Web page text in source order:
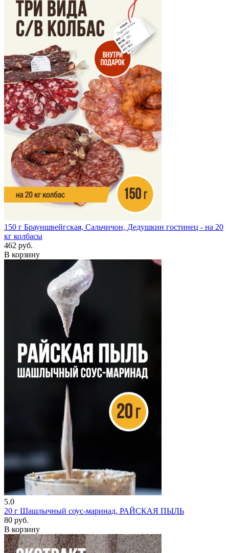
150 г Брауншвейгская, Сальчичон, Дедушкин гостинец - на 20
кг колбасы
462 руб.
В корзину
5.0
20 г Шашлычный соус-маринад, РАЙСКАЯ ПЫЛЬ
80 руб.
В корзину